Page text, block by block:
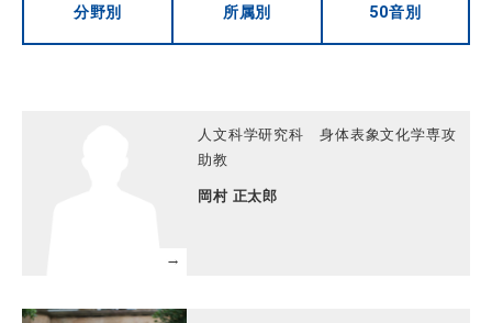
分野別 所属別 50音別
人文科学研究科 身体表象文化学専攻
助教
岡村 正太郎